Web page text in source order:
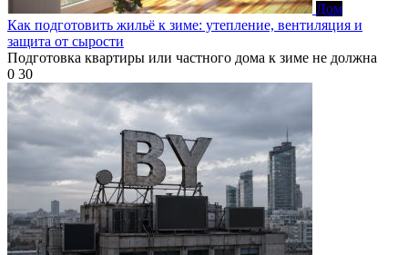
Дом
Как подготовить жильё к зиме: утепление, вентиляция и
защита от сырости
Подготовка квартиры или частного дома к зиме не должна
0 30